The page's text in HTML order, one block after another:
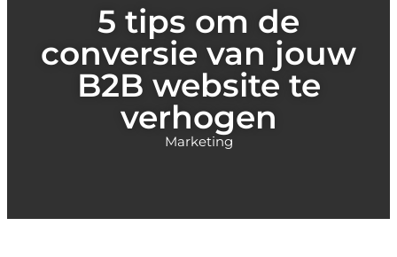
5 tips om de
conversie van jouw
B2B website te
verhogen
Marketing